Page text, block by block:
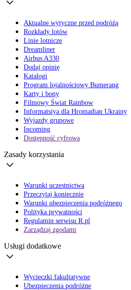
Aktualne wytyczne przed podróżą
Rozkłady lotów
Linie lotnicze
Dreamliner
Airbus A330
Dodaj opinię
Katalogi
Program lojalnościowy Bumerang
Karty i bony
Filmowy Świat Rainbow
Informatsiya dla Hromadian Ukrainy
Wyjazdy grupowe
Incoming
Dostępność cyfrowa
Zasady korzystania
Warunki uczestnictwa
Przeczytaj koniecznie
Warunki ubezpieczenia podróżnego
Polityka prywatności
Regulamin serwisu R.pl
Zarządzaj zgodami
Usługi dodatkowe
Wycieczki fakultatywne
Ubezpieczenia podróżne